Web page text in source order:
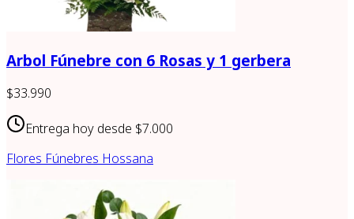
Arbol Fúnebre con 6 Rosas y 1 gerbera
$33.990
Entrega hoy desde $7.000
Flores Fúnebres Hossana